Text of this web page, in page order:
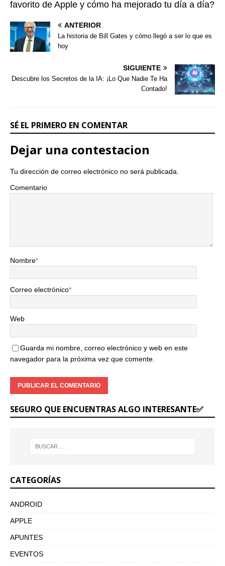
favorito de Apple y cómo ha mejorado tu día a día?
ANTERIOR
La historia de Bill Gates y cómo llegó a ser lo que es
hoy
SIGUIENTE
Descubre los Secretos de la IA: ¡Lo Que Nadie Te Ha
Contado!
SÉ EL PRIMERO EN COMENTAR
Dejar una contestacion
Tu dirección de correo electrónico no será publicada.
Comentario
Nombre*
Correo electrónico*
Web
Guarda mi nombre, correo electrónico y web en este
navegador para la próxima vez que comente.
SEGURO QUE ENCUENTRAS ALGO INTERESANTE✅
CATEGORÍAS
ANDROID
APPLE
APUNTES
EVENTOS